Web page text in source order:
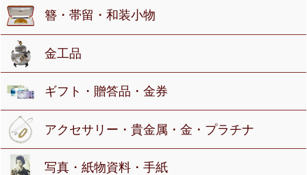
簪・帯留・和装小物
金工品
ギフト・贈答品・金券
アクセサリー・貴金属・金・プラチナ
写真・紙物資料・手紙